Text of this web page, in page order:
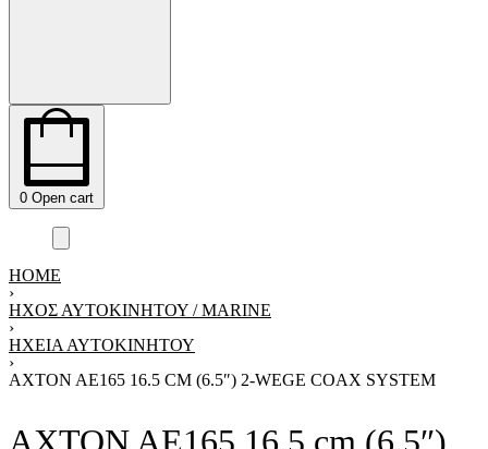
0 Open cart
HOME
›
ΗΧΟΣ ΑΥΤΟΚΙΝΗΤΟΥ / MARINE
›
ΗΧΕΊΑ ΑΥΤΟΚΙΝΉΤΟΥ
›
AXTON AE165 16.5 CM (6.5″) 2-WEGE COAX SYSTEM